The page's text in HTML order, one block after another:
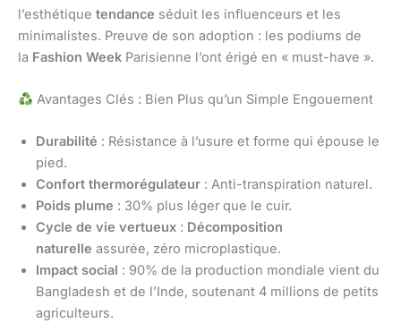
l’esthétique tendance séduit les influenceurs et les
minimalistes. Preuve de son adoption : les podiums de
la Fashion Week Parisienne l’ont érigé en « must-have ».
Avantages Clés : Bien Plus qu’un Simple Engouement
Durabilité : Résistance à l’usure et forme qui épouse le
pied.
Confort thermorégulateur : Anti-transpiration naturel.
Poids plume : 30% plus léger que le cuir.
Cycle de vie vertueux : Décomposition
naturelle assurée, zéro microplastique.
Impact social : 90% de la production mondiale vient du
Bangladesh et de l’Inde, soutenant 4 millions de petits
agriculteurs.